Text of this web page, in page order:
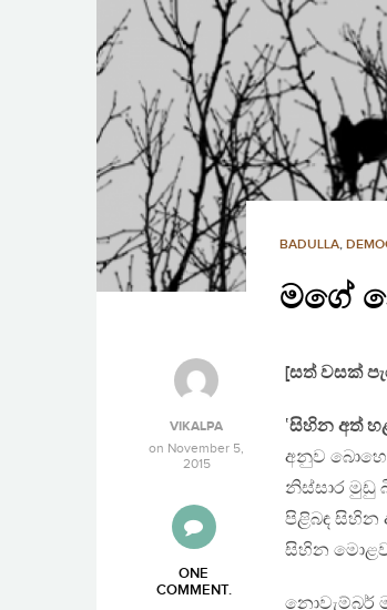
BADULLA,
මගේ
VIKALPA
on November 5,
2015
ONE
COMMENT.
[සත් වසක්
‛සිහින අත්
අනුව
නිස්සාර මුඩු
පිළිබඳ සිහින
සිහින
නොවැම්බර්